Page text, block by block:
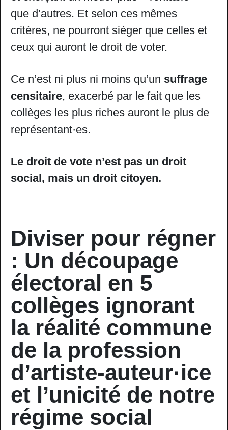
que d’autres. Et selon ces mêmes
critères, ne pourront siéger que celles et
ceux qui auront le droit de voter.
Ce n’est ni plus ni moins qu’un suffrage
censitaire, exacerbé par le fait que les
collèges les plus riches auront le plus de
représentant·es.
Le droit de vote n’est pas un droit
social, mais un droit citoyen.
Diviser pour régner
: Un découpage
électoral en 5
collèges ignorant
la réalité commune
de la profession
d’artiste-auteur·ice
et l’unicité de notre
régime social